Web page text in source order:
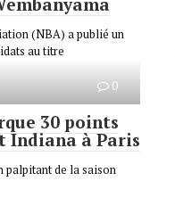
(NBA) a publié un
au titre
0
30 points
Indiana à Paris
palpitant de la saison